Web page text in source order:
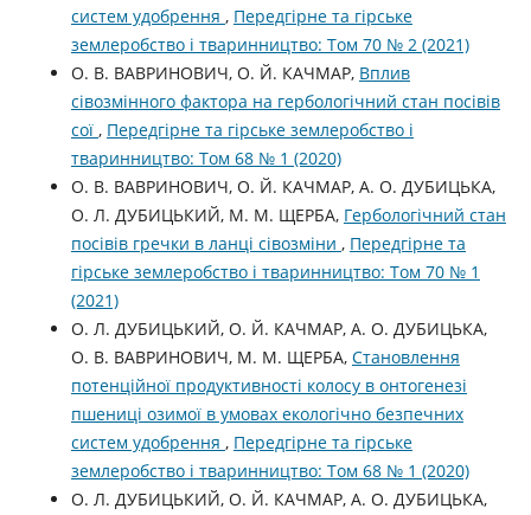
систем удобрення , Передгірне та гірське
землеробство і тваринництво: Том 70 № 2 (2021)
О. В. ВАВРИНОВИЧ, О. Й. КАЧМАР, Вплив
сівозмінного фактора на гербологічний стан посівів
сої , Передгірне та гірське землеробство і
тваринництво: Том 68 № 1 (2020)
О. В. ВАВРИНОВИЧ, О. Й. КАЧМАР, А. О. ДУБИЦЬКА,
О. Л. ДУБИЦЬКИЙ, М. М. ЩЕРБА, Гербологічний стан
посівів гречки в ланці сівозміни , Передгірне та
гірське землеробство і тваринництво: Том 70 № 1
(2021)
О. Л. ДУБИЦЬКИЙ, О. Й. КАЧМАР, А. О. ДУБИЦЬКА,
О. В. ВАВРИНОВИЧ, М. М. ЩЕРБА, Становлення
потенційної продуктивності колосу в онтогенезі
пшениці озимої в умовах екологічно безпечних
систем удобрення , Передгірне та гірське
землеробство і тваринництво: Том 68 № 1 (2020)
О. Л. ДУБИЦЬКИЙ, О. Й. КАЧМАР, А. О. ДУБИЦЬКА,